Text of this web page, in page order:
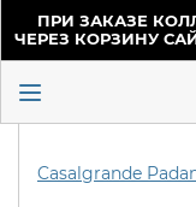
ПРИ ЗАКАЗЕ
ЧЕРЕЗ КОРЗИНУ
Casalgrande